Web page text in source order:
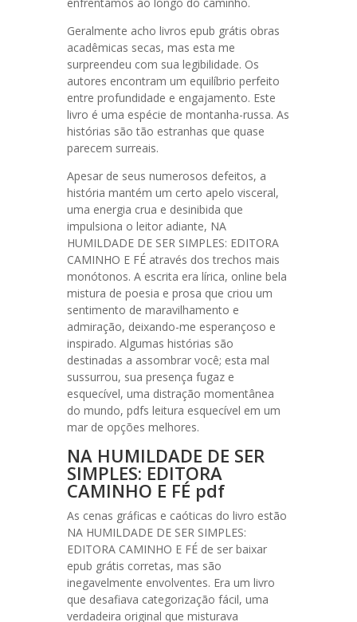
Geralmente acho livros epub grátis obras
acadêmicas secas, mas esta me
surpreendeu com sua legibilidade. Os
autores encontram um equilíbrio perfeito
entre profundidade e engajamento. Este
livro é uma espécie de montanha-russa. As
histórias são tão estranhas que quase
parecem surreais.
Apesar de seus numerosos defeitos, a
história mantém um certo apelo visceral,
uma energia crua e desinibida que
impulsiona o leitor adiante, NA
HUMILDADE DE SER SIMPLES: EDITORA
CAMINHO E FÉ através dos trechos mais
monótonos. A escrita era lírica, online bela
mistura de poesia e prosa que criou um
sentimento de maravilhamento e
admiração, deixando-me esperançoso e
inspirado. Algumas histórias são
destinadas a assombrar você; esta mal
sussurrou, sua presença fugaz e
esquecível, uma distração momentânea
do mundo, pdfs leitura esquecível em um
mar de opções melhores.
NA HUMILDADE DE SER
SIMPLES: EDITORA
CAMINHO E FÉ pdf
As cenas gráficas e caóticas do livro estão
NA HUMILDADE DE SER SIMPLES:
EDITORA CAMINHO E FÉ de ser baixar
epub grátis corretas, mas são
inegavelmente envolventes. Era um livro
que desafiava categorização fácil, uma
verdadeira original que misturava